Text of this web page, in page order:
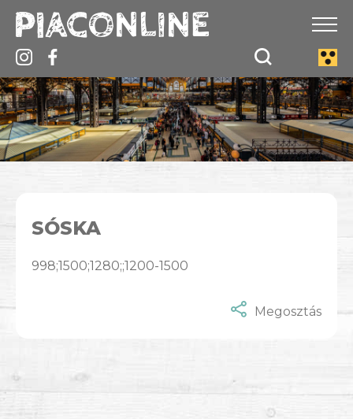
SÓSKA
998;1500;1280;;1200-1500
Megosztás